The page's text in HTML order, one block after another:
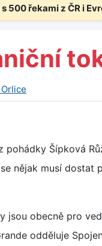
500 řekami z ČR i
pohádky Šípková
nějak musí dostat
jsou obecně pro
odděluje